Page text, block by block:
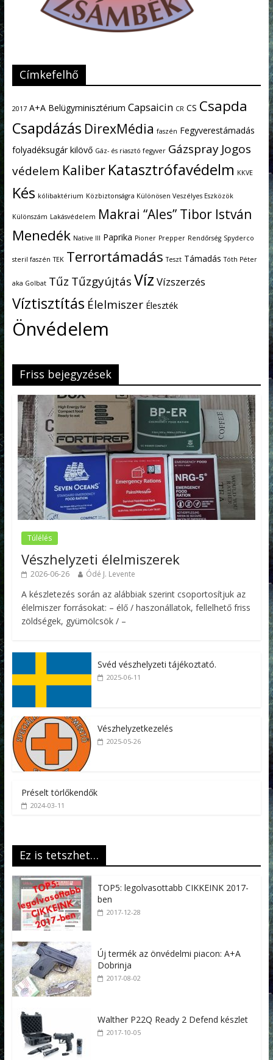
Címkefelhő
2017 A+A Belügyminisztérium Capsaicin CR CS Csapda
Csapdázás DirexMédia faszén Fegyverestámadás
folyadéksugár kilövő Gáz- és riasztó fegyver Gázspray Jogos
védelem Kaliber Katasztrófavédelm KKVE
Kés kólibaktérium Közbiztonságra Különösen Veszélyes Eszközök
Különszám Lakásvédelem Makrai “Ales” Tibor István
Menedék Native III Paprika Pioner Prepper Rendőrség Spyderco
steril faszén TEK Terrortámadás Teszt Támadás Tóth Péter
aka Golbat Tűz TűzgyújtásVíz Vízszerzés
Víztisztítás Élelmiszer Éleszték
Önvédelem
Friss bejegyzések
Túlélés
Vészhelyzeti élelmiszerek
2026-06-26 Ódé J. Levente
A készletezés során az alábbiak szerint csoportosítjuk az
élelmiszer forrásokat: – élő / haszonállatok, fellelhető friss
zöldségek, gyümölcsök / –
Svéd vészhelyzeti tájékoztató.
2025-06-11
Vészhelyzetkezelés
2025-05-26
Préselt törlőkendők
2024-03-11
Ez is tetszhet…
TOP5: legolvasottabb CIKKEINK 2017-
ben
2017-12-28
Új termék az önvédelmi piacon: A+A
Dobrinja
2017-08-02
Walther P22Q Ready 2 Defend készlet
2017-10-05